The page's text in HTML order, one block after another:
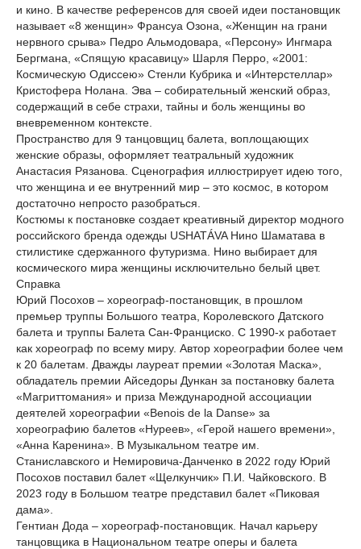
и кино. В качестве референсов для своей идеи постановщик
называет «8 женщин» Франсуа Озона, «Женщин на грани
нервного срыва» Педро Альмодовара, «Персону» Ингмара
Бергмана, «Спящую красавицу» Шарля Перро, «2001:
Космическую Одиссею» Стенли Кубрика и «Интерстеллар»
Кристофера Нолана. Эва – собирательный женский образ,
содержащий в себе страхи, тайны и боль женщины во
вневременном контексте.
Пространство для 9 танцовщиц балета, воплощающих
женские образы, оформляет театральный художник
Анастасия Рязанова. Сценография иллюстрирует идею того,
что женщина и ее внутренний мир – это космос, в котором
достаточно непросто разобраться.
Костюмы к постановке создает креативный директор модного
российского бренда одежды USHATÁVA Нино Шаматава в
стилистике сдержанного футуризма. Нино выбирает для
космического мира женщины исключительно белый цвет.
Справка
Юрий Посохов – хореограф-постановщик, в прошлом
премьер труппы Большого театра, Королевского Датского
балета и труппы Балета Сан-Франциско. С 1990-х работает
как хореограф по всему миру. Автор хореографии более чем
к 20 балетам. Дважды лауреат премии «Золотая Маска»,
обладатель премии Айседоры Дункан за постановку балета
«Магриттомания» и приза Международной ассоциации
деятелей хореографии «Benois de la Danse» за
хореографию балетов «Нуреев», «Герой нашего времени»,
«Анна Каренина». В Музыкальном театре им.
Станиславского и Немировича-Данченко в 2022 году Юрий
Посохов поставил балет «Щелкунчик» П.И. Чайковского. В
2023 году в Большом театре представил балет «Пиковая
дама».
Гентиан Дода – хореограф-постановщик. Начал карьеру
танцовщика в Национальном театре оперы и балета